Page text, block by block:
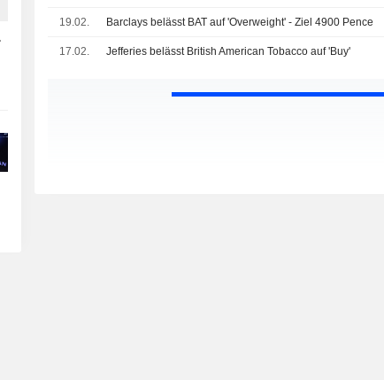
19.02. Barclays belässt BAT auf 'Overweight' - Ziel 4900 Pence
17.02. Jefferies belässt British American Tobacco auf 'Buy'